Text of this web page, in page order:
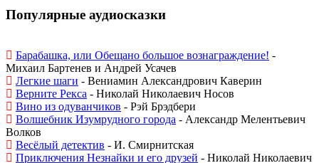
Популярные аудиосказки
Барабашка, или Обещано большое вознаграждение! -
Михаил Бартенев и Андрей Усачев
Легкие шаги - Вениамин Александрович Каверин
Верните Рекса - Николай Николаевич Носов
Вино из одуванчиков - Рэй Брэдбери
Волшебник Изумрудного города - Александр Мелентьевич
Волков
Весёлый детектив - И. Смирнитская
Приключения Незнайки и его друзей - Николай Николаевич